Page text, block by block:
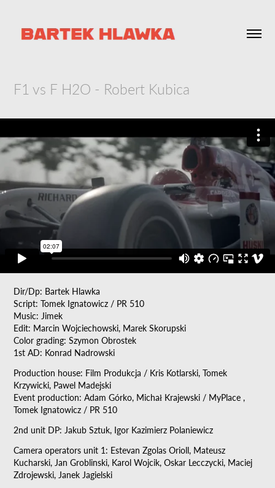
F1 vs F H2O - Robert Kubica
Dir/Dp: Bartek Hlawka
Script: Tomek Ignatowicz / PR 510
Music: Jimek
Edit: Marcin Wojciechowski, Marek Skorupski
Color grading: Szymon Obrostek
1st AD: Konrad Nadrowski
Production house: Film Produkcja / Kris Kotlarski, Tomek
Krzywicki, Pawel Madejski
Event production: Adam Górko, Michał Krajewski / MyPlace ,
Tomek Ignatowicz / PR 510
2nd unit DP: Jakub Sztuk, Igor Kazimierz Polaniewicz
Camera operators unit 1: Estevan Zgolas Orioll, Mateusz
Kucharski, Jan Groblinski, Karol Wojcik, Oskar Lecczycki, Maciej
Zdrojewski, Janek Jagielski